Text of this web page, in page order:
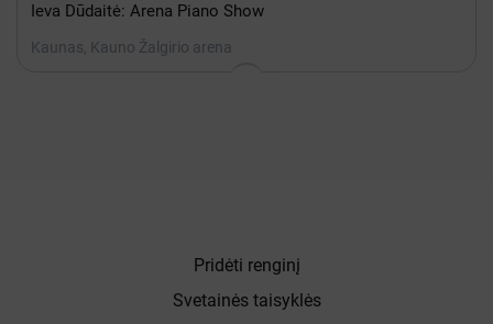
Ieva Dūdaitė: Arena Piano Show
Kaunas, Kauno Žalgirio arena
Pridėti renginį
Svetainės taisyklės